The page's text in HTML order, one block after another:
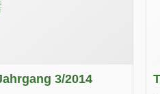
3/2014